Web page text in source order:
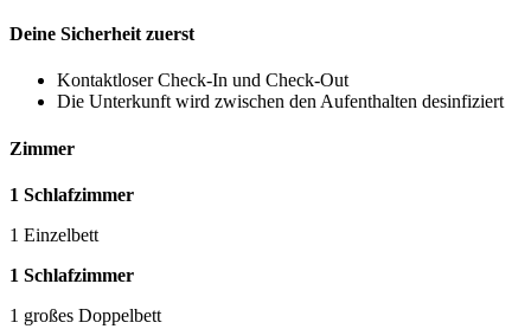
Deine Sicherheit zuerst
Kontaktloser Check-In und Check-Out
Die Unterkunft wird zwischen den Aufenthalten desinfiziert
Zimmer
1 Schlafzimmer
1 Einzelbett
1 Schlafzimmer
1 großes Doppelbett